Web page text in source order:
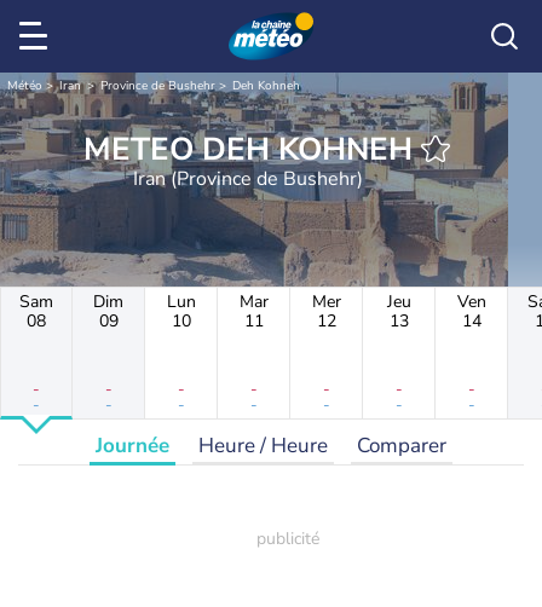
Météo Iran Province de Bushehr Deh Kohneh
METEO DEH KOHNEH
Iran (Province de Bushehr)
Sam
08
-
-
Dim
09
-
-
Lun
10
-
-
Mar
11
-
-
Mer
12
-
-
Jeu
13
-
-
Ven
14
-
-
Journée Heure / Heure Comparer